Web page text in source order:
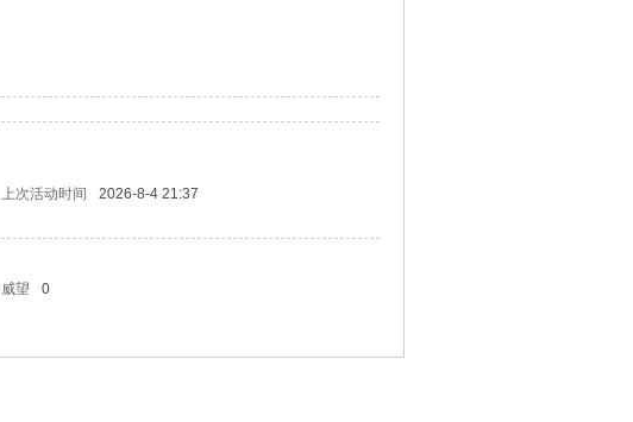
上次活动时间
2026-8-4 21:37
威望
0